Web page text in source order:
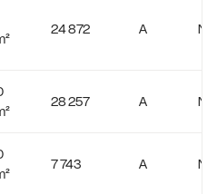
24 872 A
28 257 A
7 743 A